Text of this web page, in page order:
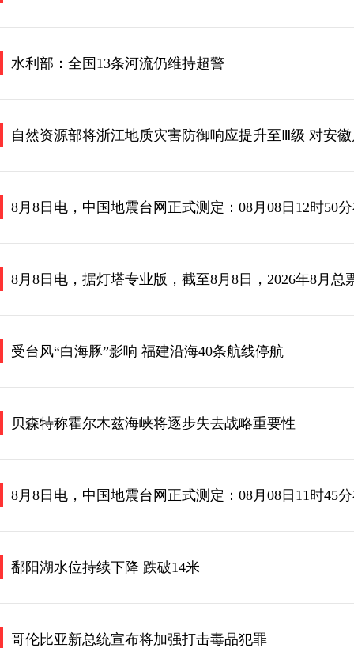
水利部：全国13条河流仍维持超警
自然资源部将浙江地质灾害防御响应提升至Ⅲ级 对安
受台风“白海豚”影响 福建沿海40条航线停航
贝森特称霍尔木兹海峡将逐步失去战略重要性
鄱阳湖水位持续下降 跌破14米
哥伦比亚新总统宣布将加强打击毒品犯罪